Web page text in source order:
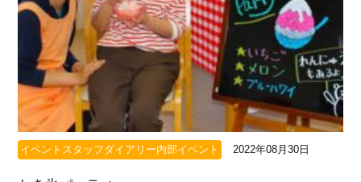
イベントスタッフダイアリー内部イベント 2022年08月30日